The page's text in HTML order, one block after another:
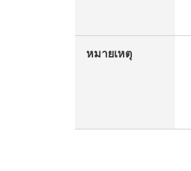
หมายเหตุ